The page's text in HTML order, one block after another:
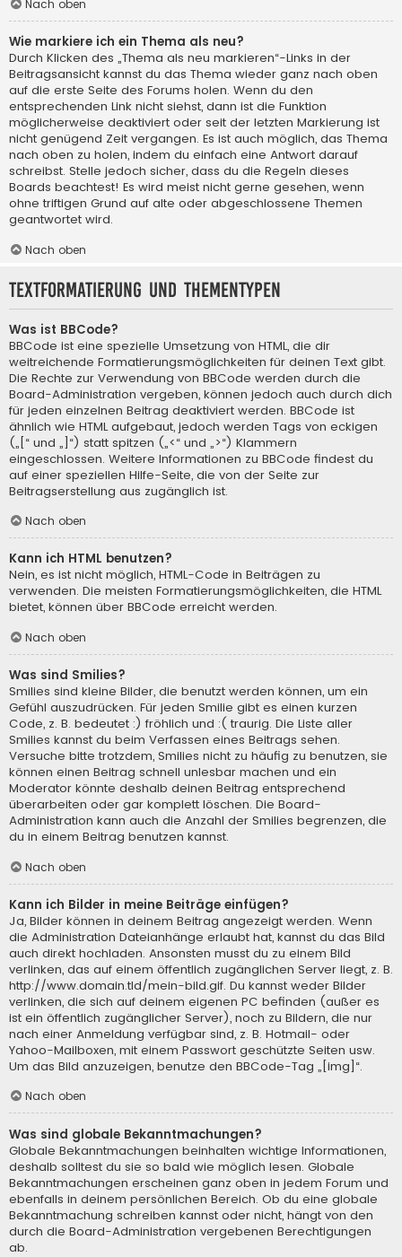
Nach oben
Wie markiere ich ein Thema als neu?
Durch Klicken des „Thema als neu markieren“-Links in der
Beitragsansicht kannst du das Thema wieder ganz nach oben
auf die erste Seite des Forums holen. Wenn du den
entsprechenden Link nicht siehst, dann ist die Funktion
möglicherweise deaktiviert oder seit der letzten Markierung ist
nicht genügend Zeit vergangen. Es ist auch möglich, das Thema
nach oben zu holen, indem du einfach eine Antwort darauf
schreibst. Stelle jedoch sicher, dass du die Regeln dieses
Boards beachtest! Es wird meist nicht gerne gesehen, wenn
ohne triftigen Grund auf alte oder abgeschlossene Themen
geantwortet wird.
Nach oben
Textformatierung und Thementypen
Was ist BBCode?
BBCode ist eine spezielle Umsetzung von HTML, die dir
weitreichende Formatierungsmöglichkeiten für deinen Text gibt.
Die Rechte zur Verwendung von BBCode werden durch die
Board-Administration vergeben, können jedoch auch durch dich
für jeden einzelnen Beitrag deaktiviert werden. BBCode ist
ähnlich wie HTML aufgebaut, jedoch werden Tags von eckigen
(„[“ und „]“) statt spitzen („<“ und „>“) Klammern
eingeschlossen. Weitere Informationen zu BBCode findest du
auf einer speziellen Hilfe-Seite, die von der Seite zur
Beitragserstellung aus zugänglich ist.
Nach oben
Kann ich HTML benutzen?
Nein, es ist nicht möglich, HTML-Code in Beiträgen zu
verwenden. Die meisten Formatierungsmöglichkeiten, die HTML
bietet, können über BBCode erreicht werden.
Nach oben
Was sind Smilies?
Smilies sind kleine Bilder, die benutzt werden können, um ein
Gefühl auszudrücken. Für jeden Smilie gibt es einen kurzen
Code, z. B. bedeutet :) fröhlich und :( traurig. Die Liste aller
Smilies kannst du beim Verfassen eines Beitrags sehen.
Versuche bitte trotzdem, Smilies nicht zu häufig zu benutzen, sie
können einen Beitrag schnell unlesbar machen und ein
Moderator könnte deshalb deinen Beitrag entsprechend
überarbeiten oder gar komplett löschen. Die Board-
Administration kann auch die Anzahl der Smilies begrenzen, die
du in einem Beitrag benutzen kannst.
Nach oben
Kann ich Bilder in meine Beiträge einfügen?
Ja, Bilder können in deinem Beitrag angezeigt werden. Wenn
die Administration Dateianhänge erlaubt hat, kannst du das Bild
auch direkt hochladen. Ansonsten musst du zu einem Bild
verlinken, das auf einem öffentlich zugänglichen Server liegt, z. B.
http://www.domain.tld/mein-bild.gif. Du kannst weder Bilder
verlinken, die sich auf deinem eigenen PC befinden (außer es
ist ein öffentlich zugänglicher Server), noch zu Bildern, die nur
nach einer Anmeldung verfügbar sind, z. B. Hotmail- oder
Yahoo-Mailboxen, mit einem Passwort geschützte Seiten usw.
Um das Bild anzuzeigen, benutze den BBCode-Tag „[img]“.
Nach oben
Was sind globale Bekanntmachungen?
Globale Bekanntmachungen beinhalten wichtige Informationen,
deshalb solltest du sie so bald wie möglich lesen. Globale
Bekanntmachungen erscheinen ganz oben in jedem Forum und
ebenfalls in deinem persönlichen Bereich. Ob du eine globale
Bekanntmachung schreiben kannst oder nicht, hängt von den
durch die Board-Administration vergebenen Berechtigungen
ab.